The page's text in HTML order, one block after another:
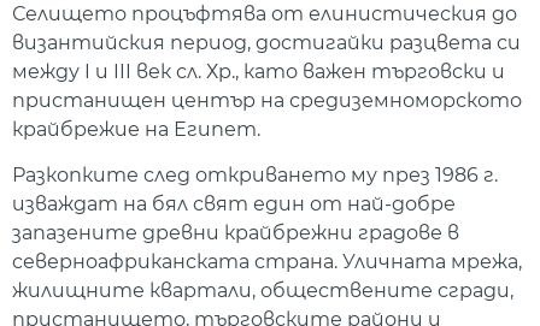
Селището процъфтява от елинистическия до
византийския период, достигайки разцвета си
между I и III век сл. Хр., като важен търговски и
пристанищен център на средиземноморското
крайбрежие на Египет.
Разкопките след откриването му през 1986 г.
изваждат на бял свят един от най-добре
запазените древни крайбрежни градове в
северноафриканската страна. Уличната мрежа,
жилищните квартали, обществените сгради,
пристанището, търговските райони и